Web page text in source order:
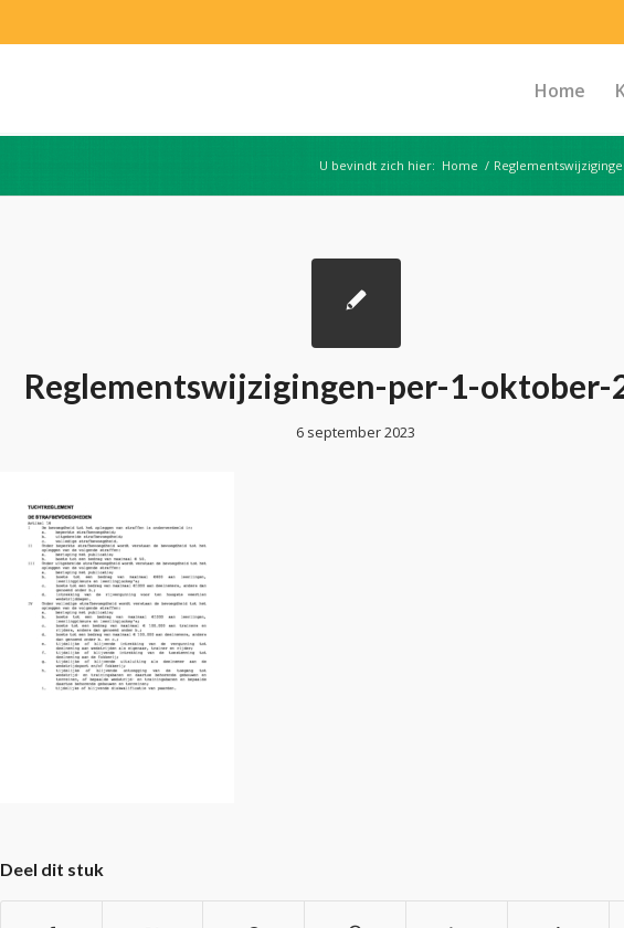
Home
U bevindt zich hier: Home /
Reglementswijzigingen-per-1-oktober-
6 september 2023
Deel dit stuk